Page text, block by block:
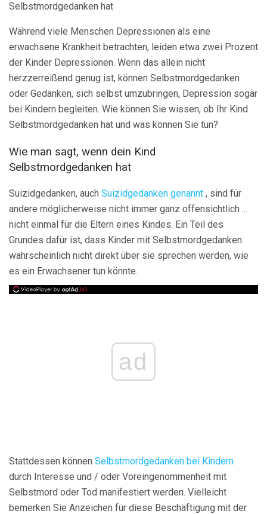
Selbstmordgedanken hat
Während viele Menschen Depressionen als eine
erwachsene Krankheit betrachten, leiden etwa zwei Prozent
der Kinder Depressionen. Wenn das allein nicht
herzzerreißend genug ist, können Selbstmordgedanken
oder Gedanken, sich selbst umzubringen, Depression sogar
bei Kindern begleiten. Wie können Sie wissen, ob Ihr Kind
Selbstmordgedanken hat und was können Sie tun?
Wie man sagt, wenn dein Kind
Selbstmordgedanken hat
Suizidgedanken, auch Suizidgedanken genannt , sind für
andere möglicherweise nicht immer ganz offensichtlich ...
nicht einmal für die Eltern eines Kindes. Ein Teil des
Grundes dafür ist, dass Kinder mit Selbstmordgedanken
wahrscheinlich nicht direkt über sie sprechen werden, wie
es ein Erwachsener tun könnte.
ad
Stattdessen können Selbstmordgedanken bei Kindern
durch Interesse und / oder Voreingenommenheit mit
Selbstmord oder Tod manifestiert werden. Vielleicht
bemerken Sie Anzeichen für diese Beschäftigung mit der